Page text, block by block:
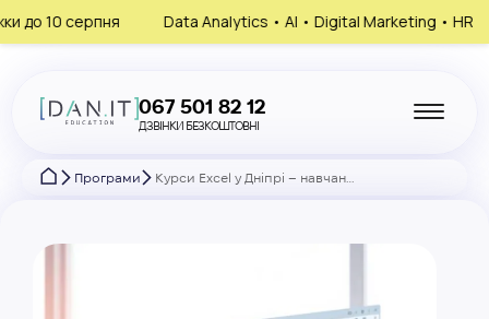
Data Analytics • AI • Digital Marketing • HR Запишись на
067 501 82 12
ДЗВІНКИ БЕЗКОШТОВНІ
Програми